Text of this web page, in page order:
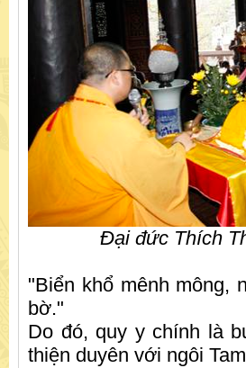
Đại đức Thích
"Biển khổ mênh mông,
bờ."
Do đó, quy y chính là
thiện duyên với ngôi